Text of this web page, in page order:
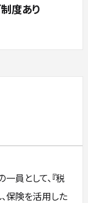
度あり
員として、『税
保険を活用した